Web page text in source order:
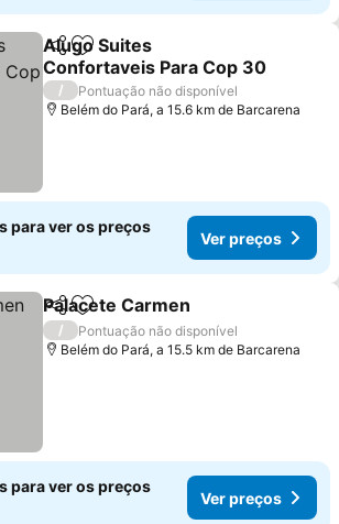
PartilharAdicionar aos favoritos
Alugo Suites
Confortaveis Para Cop 30
Ver preços
/
Pontuação não disponível
Belém do Pará, a 15.6 km de Barcarena
para ver os preços
Ver preços
PartilharAdicionar aos favoritos
Palacete Carmen
/
Pontuação não disponível
Belém do Pará, a 15.5 km de Barcarena
para ver os preços
Ver preços